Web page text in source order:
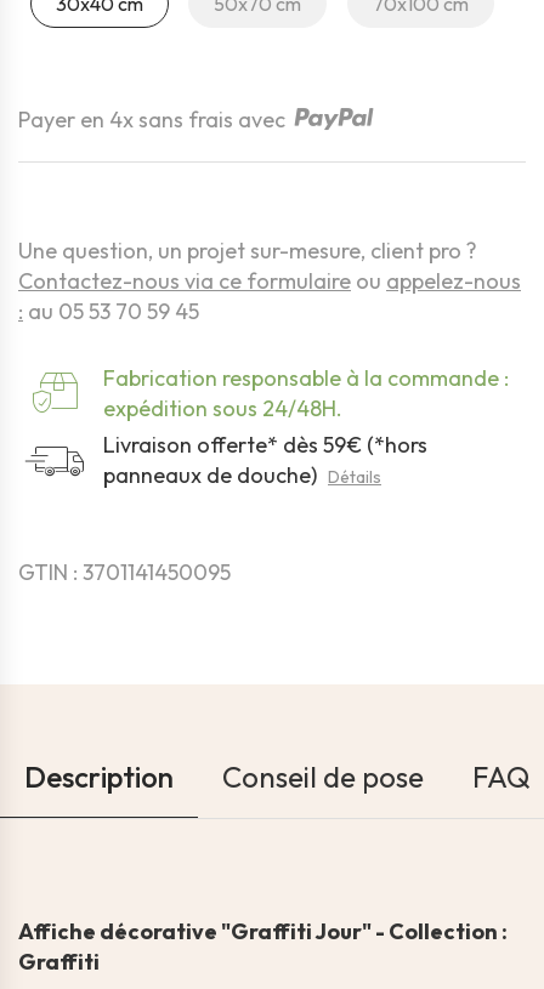
Payer en 4x sans frais avec
Une question, un projet sur-mesure, client pro ?
Contactez-nous via ce formulaire ou appelez-nous
: au 05 53 70 59 45
Fabrication responsable à la commande :
expédition sous 24/48H.
Livraison offerte* dès 59€ (*hors
panneaux de douche) Détails
GTIN : 3701141450095
Description Conseil de pose FAQ
Affiche décorative "Graffiti Jour" - Collection :
Graffiti